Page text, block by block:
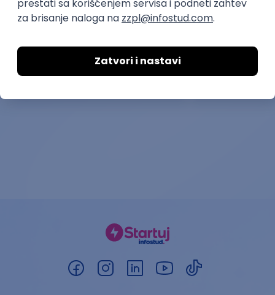
Junior Social Media Assistant
(Internship)
13.08.2026. Beograd | Hibrid
Montažer(ka)
Nao Media Systems
28.08.2026.